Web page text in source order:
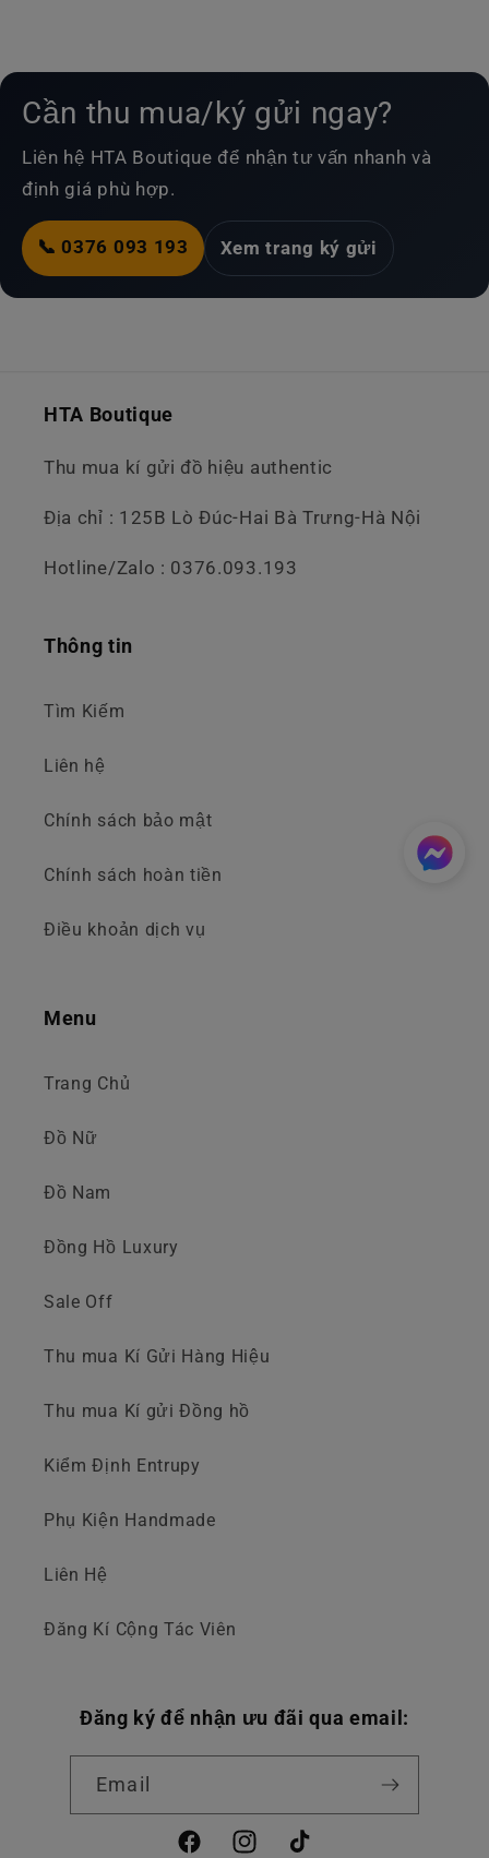
Cần thu mua/ký gửi ngay?
Liên hệ HTA Boutique để nhận tư vấn nhanh và
định giá phù hợp.
📞 0376 093 193 Xem trang ký gửi
HTA Boutique
Thu mua kí gửi đồ hiệu authentic
Địa chỉ : 125B Lò Đúc-Hai Bà Trưng-Hà Nội
Hotline/Zalo : 0376.093.193
Thông tin
Tìm Kiếm
Liên hệ
Chính sách bảo mật
Chính sách hoàn tiền
Điều khoản dịch vụ
Menu
Trang Chủ
Đồ Nữ
Đồ Nam
Đồng Hồ Luxury
Sale Off
Thu mua Kí Gửi Hàng Hiệu
Thu mua Kí gửi Đồng hồ
Kiểm Định Entrupy
Phụ Kiện Handmade
Liên Hệ
Đăng Kí Cộng Tác Viên
Đăng ký để nhận ưu đãi qua email:
Email